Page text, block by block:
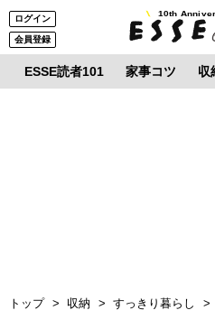
ログイン
会員登録
10th
ESSE読者101 家事コツ 収
トップ 収納 すっきり暮らし